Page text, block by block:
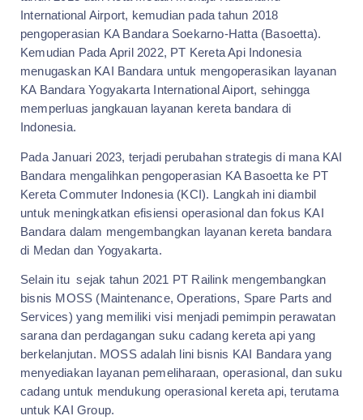
International Airport, kemudian pada tahun 2018
pengoperasian KA Bandara Soekarno-Hatta (Basoetta).
Kemudian Pada April 2022, PT Kereta Api Indonesia
menugaskan KAI Bandara untuk mengoperasikan layanan
KA Bandara Yogyakarta International Aiport, sehingga
memperluas jangkauan layanan kereta bandara di
Indonesia.
Pada Januari 2023, terjadi perubahan strategis di mana KAI
Bandara mengalihkan pengoperasian KA Basoetta ke PT
Kereta Commuter Indonesia (KCI). Langkah ini diambil
untuk meningkatkan efisiensi operasional dan fokus KAI
Bandara dalam mengembangkan layanan kereta bandara
di Medan dan Yogyakarta.
Selain itu sejak tahun 2021 PT Railink mengembangkan
bisnis MOSS (Maintenance, Operations, Spare Parts and
Services) yang memiliki visi menjadi pemimpin perawatan
sarana dan perdagangan suku cadang kereta api yang
berkelanjutan. MOSS adalah lini bisnis KAI Bandara yang
menyediakan layanan pemeliharaan, operasional, dan suku
cadang untuk mendukung operasional kereta api, terutama
untuk KAI Group.